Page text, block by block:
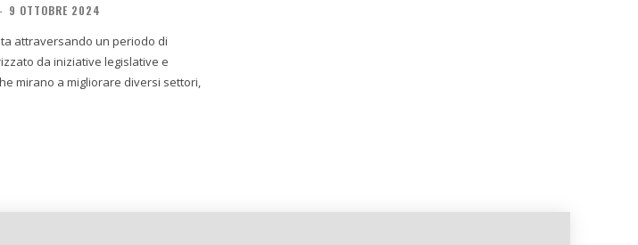
- 9 OTTOBRE 2024
attraversando un periodo di
da iniziative legislative e
mirano a migliorare diversi settori,